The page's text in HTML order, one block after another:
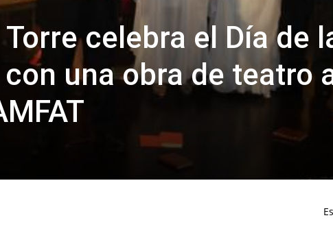
celebra el Día de
una obra de teatro